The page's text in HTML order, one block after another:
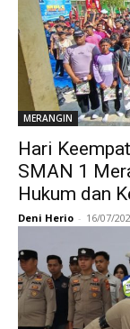
MERANGIN
Hari
SMAN 1
Hukum dan
Deni Herio - 16/07/